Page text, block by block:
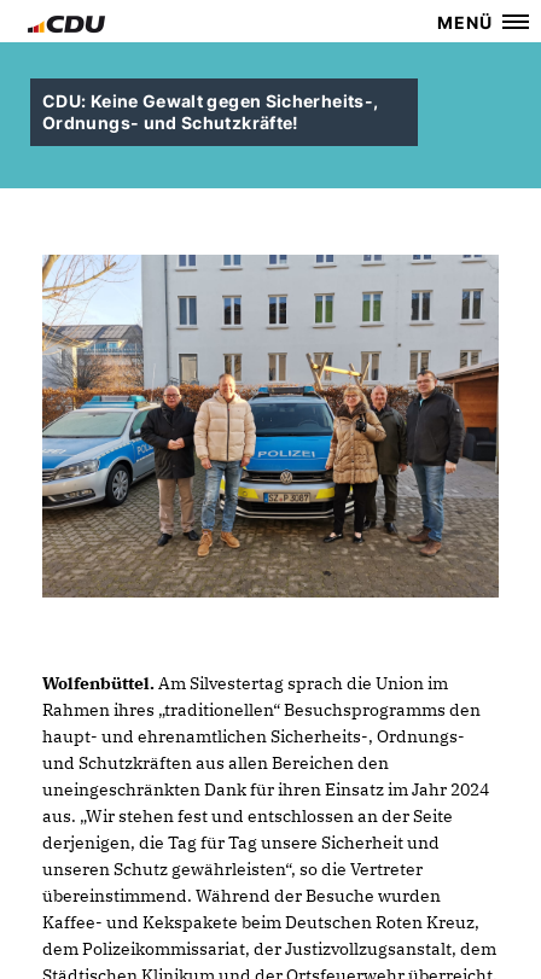
MENÜ
CDU: Keine Gewalt gegen Sicherheits-,
Ordnungs- und Schutzkräfte!
Wolfenbüttel. Am Silvestertag sprach die Union im
Rahmen ihres „traditionellen“ Besuchsprogramms den
haupt- und ehrenamtlichen Sicherheits-, Ordnungs-
und Schutzkräften aus allen Bereichen den
uneingeschränkten Dank für ihren Einsatz im Jahr 2024
aus. „Wir stehen fest und entschlossen an der Seite
derjenigen, die Tag für Tag unsere Sicherheit und
unseren Schutz gewährleisten“, so die Vertreter
übereinstimmend. Während der Besuche wurden
Kaffee- und Kekspakete beim Deutschen Roten Kreuz,
dem Polizeikommissariat, der Justizvollzugsanstalt, dem